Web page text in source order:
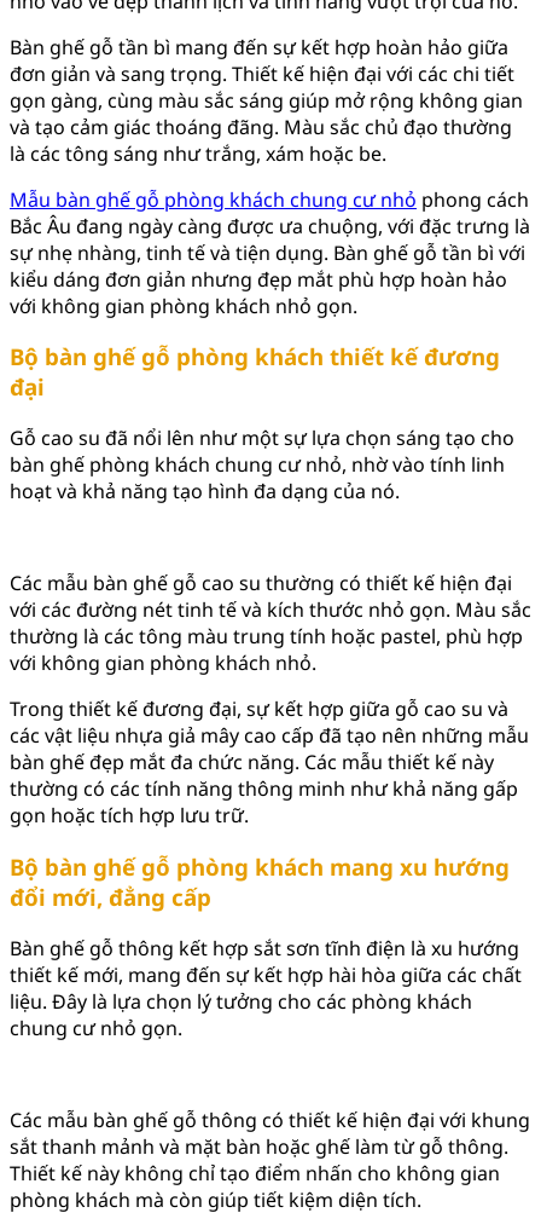
Bàn ghế gỗ tần bì mang đến sự kết hợp hoàn hảo giữa
đơn giản và sang trọng. Thiết kế hiện đại với các chi tiết
gọn gàng, cùng màu sắc sáng giúp mở rộng không gian
và tạo cảm giác thoáng đãng. Màu sắc chủ đạo thường
là các tông sáng như trắng, xám hoặc be.
Mẫu bàn ghế gỗ phòng khách chung cư nhỏ phong cách
Bắc Âu đang ngày càng được ưa chuộng, với đặc trưng là
sự nhẹ nhàng, tinh tế và tiện dụng. Bàn ghế gỗ tần bì với
kiểu dáng đơn giản nhưng đẹp mắt phù hợp hoàn hảo
với không gian phòng khách nhỏ gọn.
Bộ bàn ghế gỗ phòng khách thiết kế đương
đại
Gỗ cao su đã nổi lên như một sự lựa chọn sáng tạo cho
bàn ghế phòng khách chung cư nhỏ, nhờ vào tính linh
hoạt và khả năng tạo hình đa dạng của nó.
Các mẫu bàn ghế gỗ cao su thường có thiết kế hiện đại
với các đường nét tinh tế và kích thước nhỏ gọn. Màu sắc
thường là các tông màu trung tính hoặc pastel, phù hợp
với không gian phòng khách nhỏ.
Trong thiết kế đương đại, sự kết hợp giữa gỗ cao su và
các vật liệu nhựa giả mây cao cấp đã tạo nên những mẫu
bàn ghế đẹp mắt đa chức năng. Các mẫu thiết kế này
thường có các tính năng thông minh như khả năng gấp
gọn hoặc tích hợp lưu trữ.
Bộ bàn ghế gỗ phòng khách mang xu hướng
đổi mới, đẳng cấp
Bàn ghế gỗ thông kết hợp sắt sơn tĩnh điện là xu hướng
thiết kế mới, mang đến sự kết hợp hài hòa giữa các chất
liệu. Đây là lựa chọn lý tưởng cho các phòng khách
chung cư nhỏ gọn.
Các mẫu bàn ghế gỗ thông có thiết kế hiện đại với khung
sắt thanh mảnh và mặt bàn hoặc ghế làm từ gỗ thông.
Thiết kế này không chỉ tạo điểm nhấn cho không gian
phòng khách mà còn giúp tiết kiệm diện tích.